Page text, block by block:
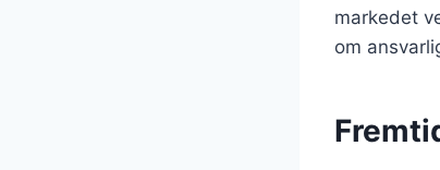
markedet
om